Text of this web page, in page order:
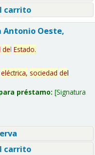
carrito
Antonio Oeste,
del Estado.
eléctrica, sociedad del
préstamo: Signatura
carrito